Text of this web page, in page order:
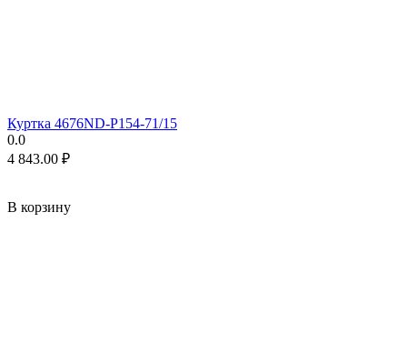
Куртка 4676ND-P154-71/15
0.0
4 843.00 ₽
В корзину